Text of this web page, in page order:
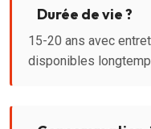
Durée de vie ?
15-20 ans avec
disponibles